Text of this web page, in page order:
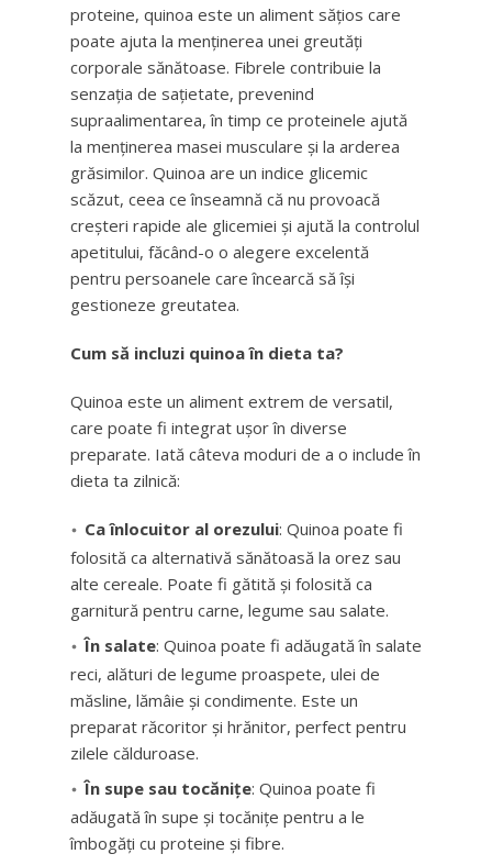
proteine, quinoa este un aliment sățios care
poate ajuta la menținerea unei greutăți
corporale sănătoase. Fibrele contribuie la
senzația de sațietate, prevenind
supraalimentarea, în timp ce proteinele ajută
la menținerea masei musculare și la arderea
grăsimilor. Quinoa are un indice glicemic
scăzut, ceea ce înseamnă că nu provoacă
creșteri rapide ale glicemiei și ajută la controlul
apetitului, făcând-o o alegere excelentă
pentru persoanele care încearcă să își
gestioneze greutatea.
Cum să incluzi quinoa în dieta ta?
Quinoa este un aliment extrem de versatil,
care poate fi integrat ușor în diverse
preparate. Iată câteva moduri de a o include în
dieta ta zilnică:
Ca înlocuitor al orezului: Quinoa poate fi
folosită ca alternativă sănătoasă la orez sau
alte cereale. Poate fi gătită și folosită ca
garnitură pentru carne, legume sau salate.
În salate: Quinoa poate fi adăugată în salate
reci, alături de legume proaspete, ulei de
măsline, lămâie și condimente. Este un
preparat răcoritor și hrănitor, perfect pentru
zilele călduroase.
În supe sau tocănițe: Quinoa poate fi
adăugată în supe și tocănițe pentru a le
îmbogăți cu proteine și fibre.